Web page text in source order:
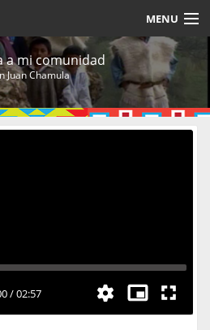
MENU
Sesión
a mi comunidad
Juan Chamula
/02:57